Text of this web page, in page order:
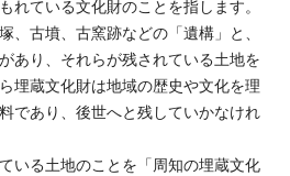
れている文化財のことを指します。
、古墳、古窯跡などの「遺構」と、
あり、それらが残されている土地を
埋蔵文化財は地域の歴史や文化を理
であり、後世へと残していかなけれ
いる土地のことを「周知の埋蔵文化